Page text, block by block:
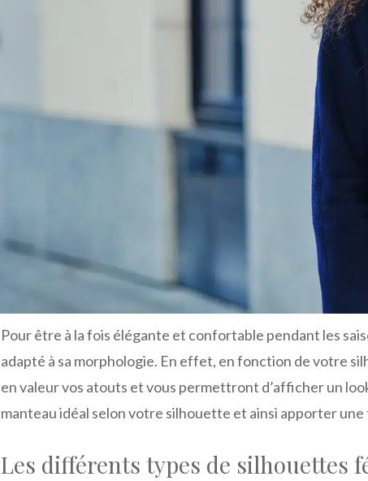
Pour être à la fois élégante et confortable pendant les
adapté à sa morphologie. En effet, en fonction de votre
en valeur vos atouts et vous permettront d’afficher un
manteau idéal selon votre silhouette et ainsi apporter
Les différents types de silhouettes